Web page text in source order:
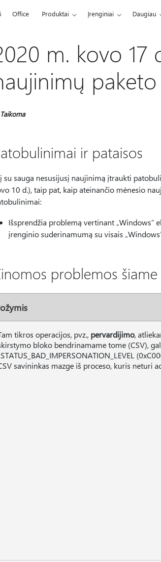
Office Produktai Įrenginiai Daugiau
m. kovo 17
Taikoma
ir pataisos
su sauga nesusijusį naujinimą įtraukti
10 d.), taip pat, kaip ateinančio mėnesio
Išsprendžia problemą vertinant
įrenginio suderinamumą su visais
problemos
tikros operacijos, pvz., pervardijimo,
bloko bendrinamame tome (CSV),
savininkas mazge iš proceso, kuris neturi